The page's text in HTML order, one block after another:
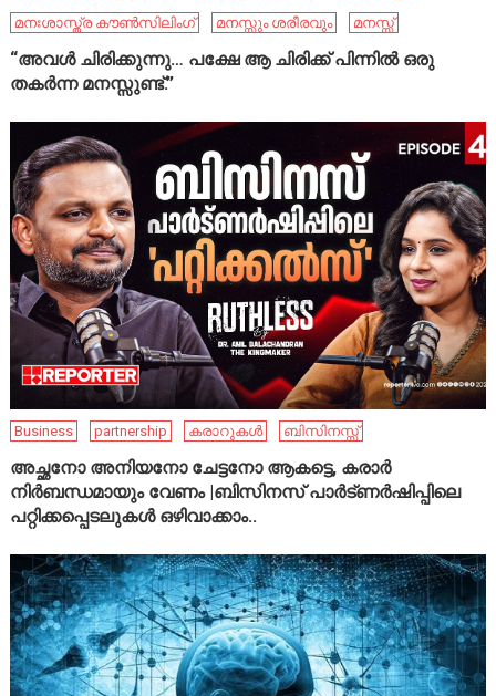
മനഃശാസ്ത്ര കൗൺസിലിംഗ്
മനസ്സും ശരീരവും മനസ്സ്
“അവൾ ചിരിക്കുന്നു… പക്ഷേ ആ ചിരിക്ക് പിന്നിൽ ഒരു
തകർന്ന മനസ്സുണ്ട്.”
Business partnership കരാറുകൾ ബിസിനസ്സ്
അച്ഛനോ അനിയനോ ചേട്ടനോ ആകട്ടെ, കരാർ
നിർബന്ധമായും വേണം |ബിസിനസ് പാർട്ണർഷിപ്പിലെ
പറ്റിക്കപ്പെടലുകൾ ഒഴിവാക്കാം..